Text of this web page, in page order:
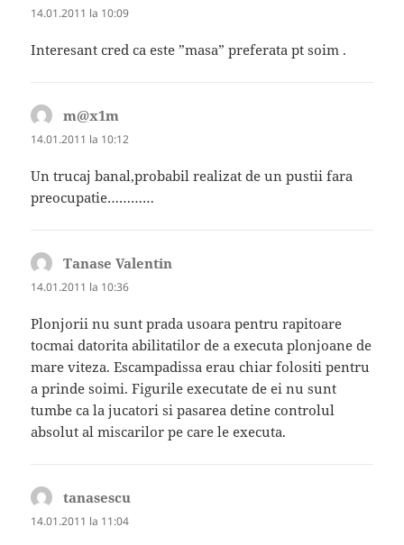
14.01.2011 la 10:09
Interesant cred ca este ”masa” preferata pt soim .
m@x1m
14.01.2011 la 10:12
Un trucaj banal,probabil realizat de un pustii fara
preocupatie…………
Tanase Valentin
14.01.2011 la 10:36
Plonjorii nu sunt prada usoara pentru rapitoare
tocmai datorita abilitatilor de a executa plonjoane de
mare viteza. Escampadissa erau chiar folositi pentru
a prinde soimi. Figurile executate de ei nu sunt
tumbe ca la jucatori si pasarea detine controlul
absolut al miscarilor pe care le executa.
tanasescu
14.01.2011 la 11:04